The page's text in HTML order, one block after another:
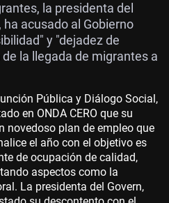
la presidenta del
acusado al Gobierno
y "dejadez de
la llegada de migrantes a
Pública y Diálogo Social,
en ONDA CERO que su
novedoso plan de empleo que
el año con el objetivo es
de ocupación de calidad,
aspectos como la
La presidenta del Govern,